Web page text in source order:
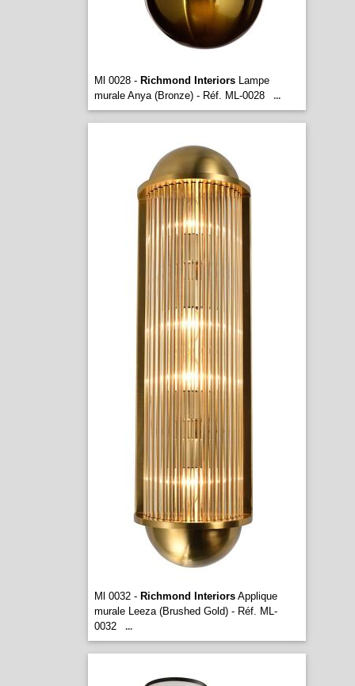
Ml 0028 - Richmond InteriorsLampe
murale Anya (Bronze) - Réf. ML-0028
...
Ml 0032 - Richmond InteriorsApplique
murale Leeza (Brushed Gold) - Réf. ML-
0032
...